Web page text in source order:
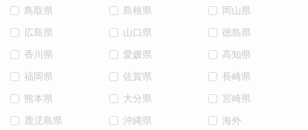
鳥取県
島根県
岡山県
広島県
山口県
徳島県
香川県
愛媛県
高知県
福岡県
佐賀県
長崎県
熊本県
大分県
宮崎県
鹿児島県
沖縄県 海外